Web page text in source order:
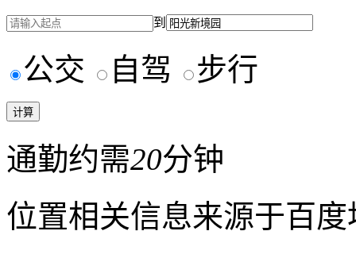
到
公交 自驾 步行
通勤约需20分钟
位置相关信息来源于百